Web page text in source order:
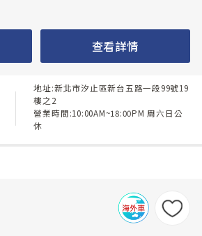
查看詳情
地址:新北市汐止區新台五路一段99號19
樓之2
營業時間:10:00AM~18:00PM 周六日公
休